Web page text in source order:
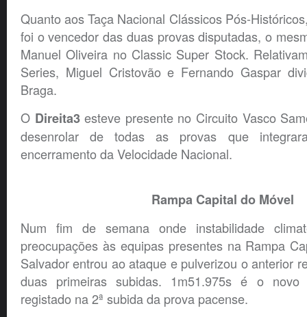
Quanto aos Taça Nacional Clássicos Pós-
foi o vencedor das duas provas disputadas, o
Manuel Oliveira no Classic Super Stock.
Series, Miguel Cristovão e Fernando Gaspar
Braga.
O Direita3esteve presente no Circuito Vasco
desenrolar de todas as provas que
encerramento da Velocidade Nacional.
Rampa Capital do Móvel
Num fim de semana onde instabilidade
preocupações às equipas presentes na Rampa
Salvador entrou ao ataque e pulverizou o anterior
duas primeiras subidas. 1m51.975s é o novo
registado na 2ª subida da prova pacense.